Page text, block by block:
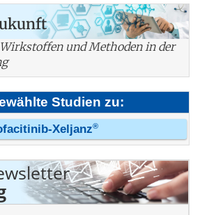
und Methoden in der
Studien zu:
Xeljanz®